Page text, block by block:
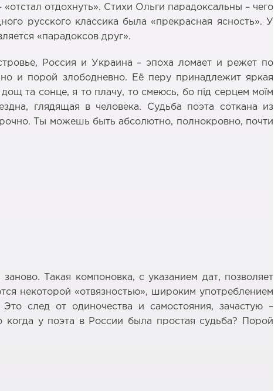
отдохнуть». Стихи Ольги парадоксальны – чего
русского классика была «прекрасная ясность». У
«парадоксов друг».
Россия и Украина – эпоха ломает и режет по
и порой злободневно. Её перу принадлежит яркая
та сонце, я то плачу, то смеюсь, бо пiд серцем моїм
глядящая в человека. Судьба поэта соткана из
Ты можешь быть абсолютно, полнокровно, почти
Такая компоновка, с указанием дат, позволяет
некоторой «отвязностью», широким употреблением
след от одиночества и самостояния, зачастую –
у поэта в России была простая судьба? Порой